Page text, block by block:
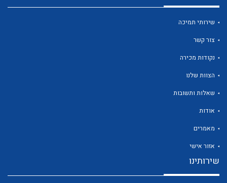
שירותי תמיכה
צור קשר
נקודות מכירה
הצוות שלנו
שאלות ותשובות
אודות
מאמרים
אזור אישי
שירותינו